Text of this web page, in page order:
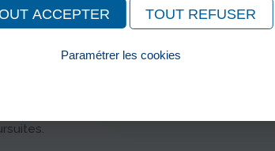
et artistique ou les droits voisins, toute
interdite sans autorisation préalable,
ACCEPTER TOUT REFUSER
Paramétrer les cookies